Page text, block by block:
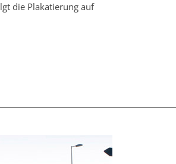
die Plakatierung auf